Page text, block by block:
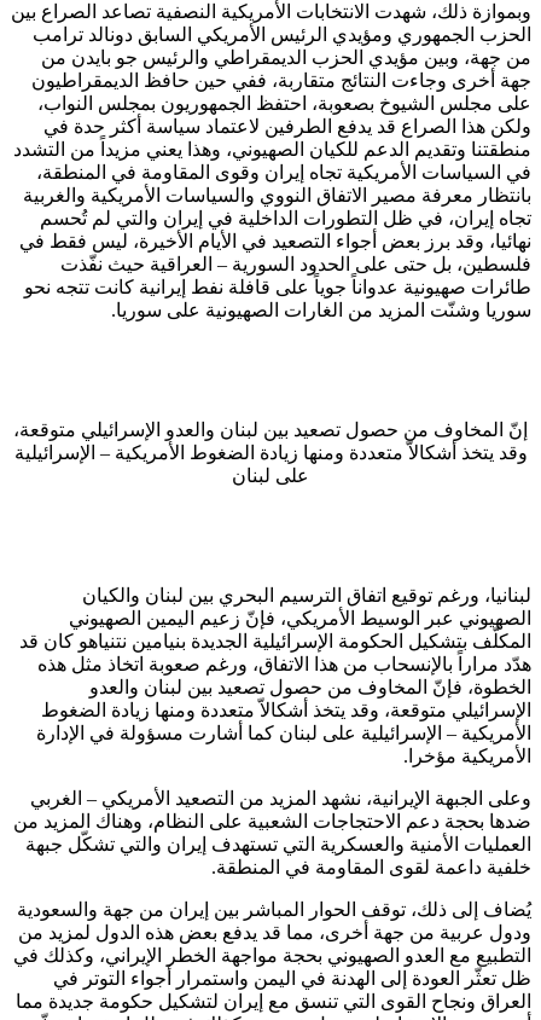
وبموازة ذلك، شهدت الانتخابات الأمريكية النصفية تصاعد الصراع بين
الحزب الجمهوري ومؤيدي الرئيس الأمريكي السابق دونالد ترامب
من جهة، وبين مؤيدي الحزب الديمقراطي والرئيس جو بايدن من
جهة أخرى وجاءت النتائج متقاربة، ففي حين حافظ الديمقراطيون
على مجلس الشيوخ بصعوبة، احتفظ الجمهوريون بمجلس النواب،
ولكن هذا الصراع قد يدفع الطرفين لاعتماد سياسة أكثر حدة في
منطقتنا وتقديم الدعم للكيان الصهيوني، وهذا يعني مزيداً من التشدد
في السياسات الأمريكية تجاه إيران وقوى المقاومة في المنطقة،
بانتظار معرفة مصير الاتفاق النووي والسياسات الأمريكية والغربية
تجاه إيران، في ظل التطورات الداخلية في إيران والتي لم تُحسم
نهائيا، وقد برز بعض أجواء التصعيد في الأيام الأخيرة، ليس فقط في
فلسطين، بل حتى على الحدود السورية – العراقية حيث نفّذت
طائرات صهيونية عدواناً جوياً على قافلة نفط إيرانية كانت تتجه نحو
سوريا وشنّت المزيد من الغارات الصهيونية على سوريا.
إنّ المخاوف من حصول تصعيد بين لبنان والعدو الإسرائيلي متوقعة،
وقد يتخذ أشكالاّ متعددة ومنها زيادة الضغوط الأمريكية – الإسرائيلية
على لبنان
لبنانيا، ورغم توقيع اتفاق الترسيم البحري بين لبنان والكيان
الصهيوني عبر الوسيط الأمريكي، فإنّ زعيم اليمين الصهيوني
المكلّف بتشكيل الحكومة الإسرائيلية الجديدة بنيامين نتنياهو كان قد
هدّد مراراً بالإنسحاب من هذا الاتفاق، ورغم صعوبة اتخاذ مثل هذه
الخطوة، فإنّ المخاوف من حصول تصعيد بين لبنان والعدو
الإسرائيلي متوقعة، وقد يتخذ أشكالاّ متعددة ومنها زيادة الضغوط
الأمريكية – الإسرائيلية على لبنان كما أشارت مسؤولة في الإدارة
الأمريكية مؤخرا.
وعلى الجبهة الإيرانية، نشهد المزيد من التصعيد الأمريكي – الغربي
ضدها بحجة دعم الاحتجاجات الشعبية على النظام، وهناك المزيد من
العمليات الأمنية والعسكرية التي تستهدف إيران والتي تشكّل جبهة
خلفية داعمة لقوى المقاومة في المنطقة.
يُضاف إلى ذلك، توقف الحوار المباشر بين إيران من جهة والسعودية
ودول عربية من جهة أخرى، مما قد يدفع بعض هذه الدول لمزيد من
التطبيع مع العدو الصهيوني بحجة مواجهة الخطر الإيراني، وكذلك في
ظل تعثّر العودة إلى الهدنة في اليمن واستمرار أجواء التوتر في
العراق ونجاح القوى التي تنسق مع إيران لتشكيل حكومة جديدة مما